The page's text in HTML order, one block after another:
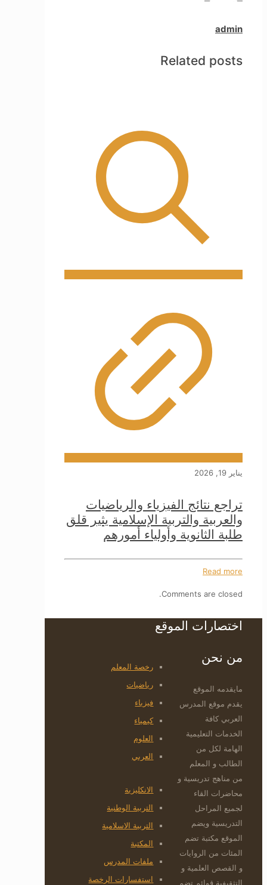
admin
Related posts
يناير 19, 2026
تراجع نتائج الفيزياء والرياضيات
والعربية والتربية الإسلامية يثير قلق
طلبة الثانوية وأولياء أمورهم
Read more
Comments are closed.
اختصارات الموقع
رخصة المعلم
رياضيات
فيزياء
كيمياء
العلوم
العربي
الانكليزية
التربية الوطنية
التربية الاسلامية
المكتبة
ملفات المدرس
استفسارات الرخصة
من نحن
مايقدمه الموقع
يقدم موقع المدرس
العربي كافة
الخدمات التعليمية
الهامة لكل من
الطالب و المعلم
من مناهج تدريسية و
محاضرات القاء
لجميع المراحل
التدريسية ويضم
الموقع مكتبة تضم
المئات من الروايات
و القصص العلمية و
التثقيفية قوائم تضم